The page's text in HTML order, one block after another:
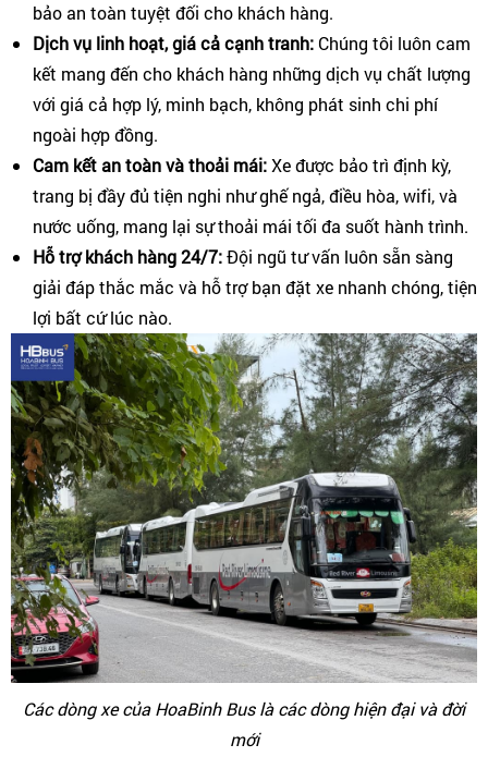
bảo an toàn tuyệt đối cho khách hàng.
Dịch vụ linh hoạt, giá cả cạnh tranh: Chúng tôi luôn cam
kết mang đến cho khách hàng những dịch vụ chất lượng
với giá cả hợp lý, minh bạch, không phát sinh chi phí
ngoài hợp đồng.
Cam kết an toàn và thoải mái:Xe được bảo trì định kỳ,
trang bị đầy đủ tiện nghi như ghế ngả, điều hòa, wifi, và
nước uống, mang lại sự thoải mái tối đa suốt hành trình.
Hỗ trợ khách hàng 24/7:Đội ngũ tư vấn luôn sẵn sàng
giải đáp thắc mắc và hỗ trợ bạn đặt xe nhanh chóng, tiện
lợi bất cứ lúc nào.
Các dòng xe của HoaBinh Bus là các dòng hiện đại và đời
mới